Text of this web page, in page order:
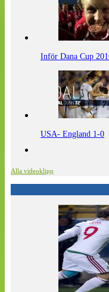
Inför Dana Cup
USA- England 1-0
Alla videoklipp